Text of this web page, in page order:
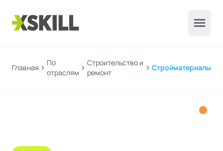
menu
Главная chevron_right
По
отраслям chevron_right
Строительство и
ремонт
chevron_right Стройматериалы